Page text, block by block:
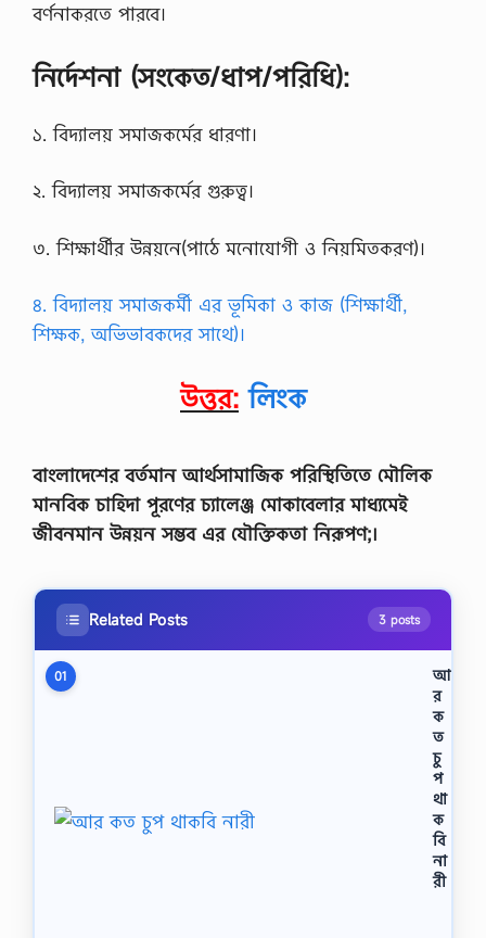
বর্ণনাকরতে পারবে।
নির্দেশনা (সংকেত/ধাপ/পরিধি):
১. বিদ্যালয় সমাজকর্মের ধারণা।
২. বিদ্যালয় সমাজকর্মের গুরুত্ব।
৩. শিক্ষার্থীর উন্নয়নে(পাঠে মনােযােগী ও নিয়মিতকরণ)।
৪. বিদ্যালয় সমাজকর্মী এর ভূমিকা ও কাজ (শিক্ষার্থী,
শিক্ষক, অভিভাবকদের সাথে)।
উত্তর: লিংক
বাংলাদেশের বর্তমান আর্থসামাজিক পরিস্থিতিতে মৌলিক
মানবিক চাহিদা পূরণের চ্যালেঞ্জ মােকাবেলার মাধ্যমেই
জীবনমান উন্নয়ন সম্ভব এর যৌক্তিকতা নিরূপণ;।
Related Posts 3 posts
01
আ
র
ক
ত
চু
প
থা
ক
বি
না
রী